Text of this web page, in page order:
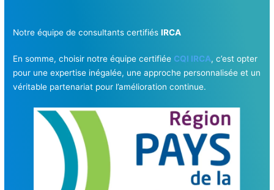
Notre équipe de consultants certifiésIRCA
En somme, choisir notre équipe certifiée CQI IRCA, c’est opter
pour une expertise inégalée, une approche personnalisée et un
véritable partenariat pour l’amélioration continue.